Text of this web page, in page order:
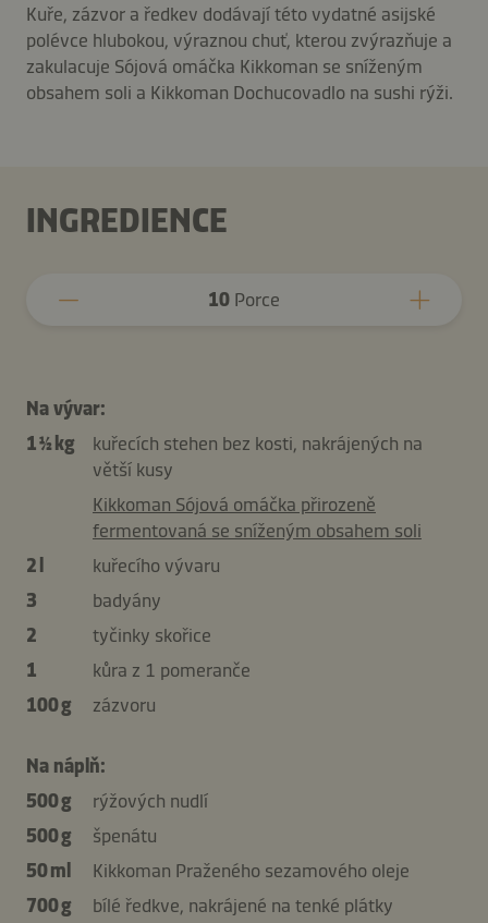
Kuře, zázvor a ředkev dodávají této vydatné asijské
polévce hlubokou, výraznou chuť, kterou zvýrazňuje a
zakulacuje Sójová omáčka Kikkoman se sníženým
obsahem soli a Kikkoman Dochucovadlo na sushi rýži.
INGREDIENCE
10 Porce
Na vývar:
1 ½ kg
kuřecích stehen bez kosti, nakrájených na
větší kusy
Kikkoman Sójová omáčka přirozeně
fermentovaná se sníženým obsahem soli
2 l
kuřecího vývaru
3
badyány
2
tyčinky skořice
1
kůra z 1 pomeranče
100 g
zázvoru
Na náplň:
500 g
rýžových nudlí
500 g
špenátu
50 ml
Kikkoman Praženého sezamového oleje
700 g
bílé ředkve, nakrájené na tenké plátky